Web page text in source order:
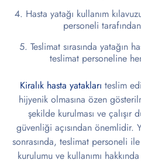
Hasta yatağı kullanım
personeli
Teslimat sırasında yatağın
teslimat personeline
Kiralık hasta yatakları teslim
hijyenik olmasına özen
şekilde kurulması ve çalışır
güvenliği açısından önemlidir.
sonrasında, teslimat personeli
kurulumu ve kullanımı